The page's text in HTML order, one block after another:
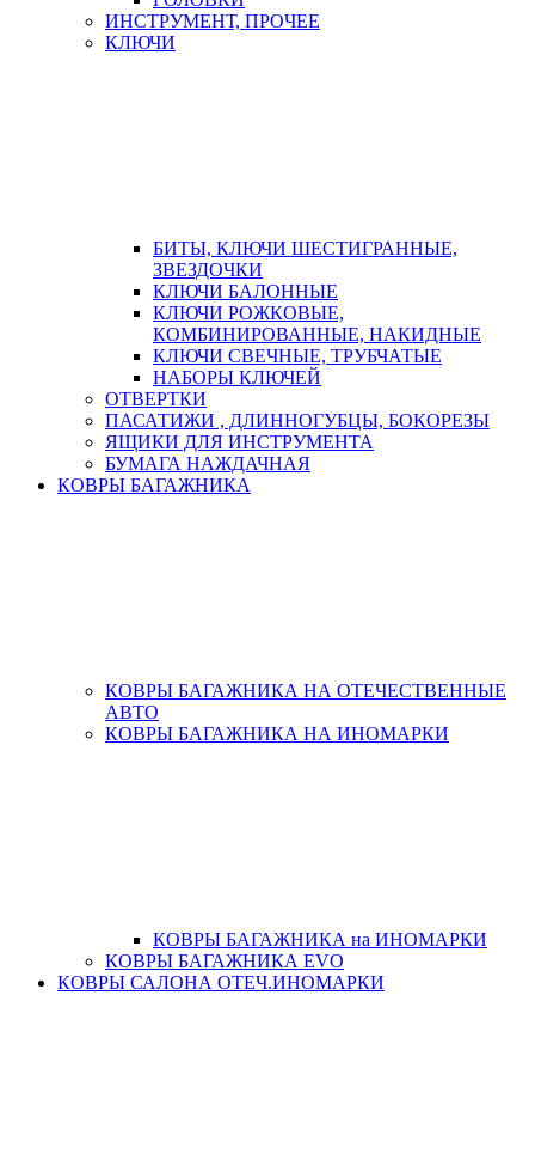
ИНСТРУМЕНТ, ПРОЧЕЕ
КЛЮЧИ
БИТЫ, КЛЮЧИ ШЕСТИГРАННЫЕ,
ЗВЕЗДОЧКИ
КЛЮЧИ БАЛОННЫЕ
КЛЮЧИ РОЖКОВЫЕ,
КОМБИНИРОВАННЫЕ, НАКИДНЫЕ
КЛЮЧИ СВЕЧНЫЕ, ТРУБЧАТЫЕ
НАБОРЫ КЛЮЧЕЙ
ОТВЕРТКИ
ПАСАТИЖИ , ДЛИННОГУБЦЫ, БОКОРЕЗЫ
ЯЩИКИ ДЛЯ ИНСТРУМЕНТА
БУМАГА НАЖДАЧНАЯ
КОВРЫ БАГАЖНИКА
КОВРЫ БАГАЖНИКА НА ОТЕЧЕСТВЕННЫЕ
АВТО
КОВРЫ БАГАЖНИКА НА ИНОМАРКИ
КОВРЫ БАГАЖНИКА на ИНОМАРКИ
КОВРЫ БАГАЖНИКА EVO
КОВРЫ САЛОНА ОТЕЧ.ИНОМАРКИ